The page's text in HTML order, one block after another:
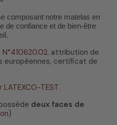
composant notre matelas en
de confiance et de bien-être
attribution de
européennes, certificat de
TEST.
deux faces de
)